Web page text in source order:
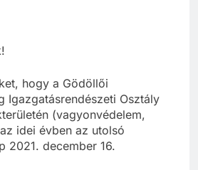
hogy a Gödöllői
Igazgatásrendészeti Osztály
(vagyonvédelem,
idei évben az utolsó
2021. december 16.